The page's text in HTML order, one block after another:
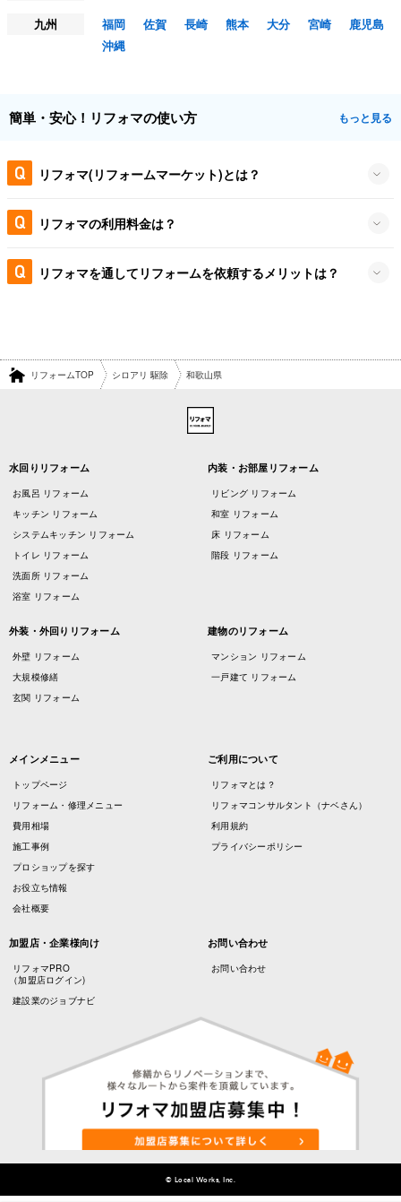
九州
福岡 佐賀 長崎 熊本 大分 宮崎
鹿児島
沖縄
簡単・安心！リフォマの使い方 もっと見る
リフォマ(リフォームマーケット)とは？
リフォマの利用料金は？
リフォマを通してリフォームを依頼するメリットは？
リフォームTOP シロアリ 駆除 和歌山県
水回りリフォーム
お風呂 リフォーム
キッチン リフォーム
システムキッチン リフォーム
トイレ リフォーム
洗面所 リフォーム
浴室 リフォーム
内装・お部屋リフォーム
リビング リフォーム
和室 リフォーム
床 リフォーム
階段 リフォーム
外装・外回りリフォーム
外壁 リフォーム
大規模修繕
玄関 リフォーム
建物のリフォーム
マンション リフォーム
一戸建て リフォーム
メインメニュー
トップページ
リフォーム・修理メニュー
費用相場
施工事例
プロショップを探す
お役立ち情報
会社概要
ご利用について
リフォマとは？
リフォマコンサルタント（ナベさん）
利用規約
プライバシーポリシー
加盟店・企業様向け
リフォマPRO
（加盟店ログイン)
建設業のジョブナビ
お問い合わせ
お問い合わせ
© Local Works, Inc.